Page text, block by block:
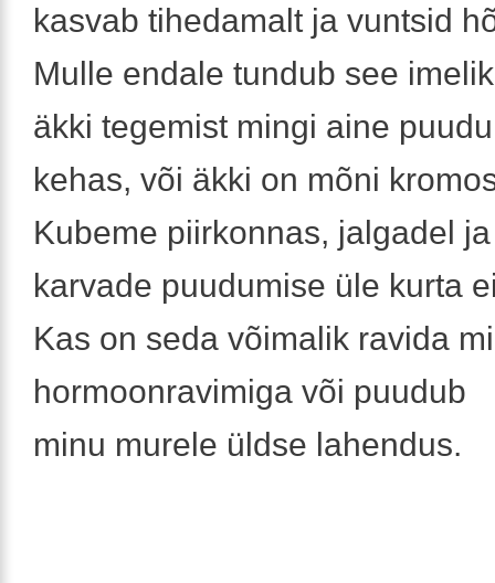
kasvab tihedamalt ja vuntsid
Mulle endale tundub see
äkki tegemist mingi aine
kehas, või äkki on mõni
Kubeme piirkonnas, jalgadel
karvade puudumise üle kurta
Kas on seda võimalik ravida
hormoonravimiga või puudub
minu murele üldse lahendus.